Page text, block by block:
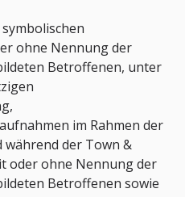
ohne Nennung der
Betroffenen, unter
im Rahmen der
der Town &
oder ohne Nennung der
Betroffenen sowie